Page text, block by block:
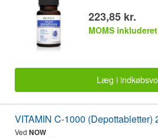
223,85 kr.
MOMS inkluderet
Læg i
VITAMIN C-1000 (Depottabletter)
Ved NOW